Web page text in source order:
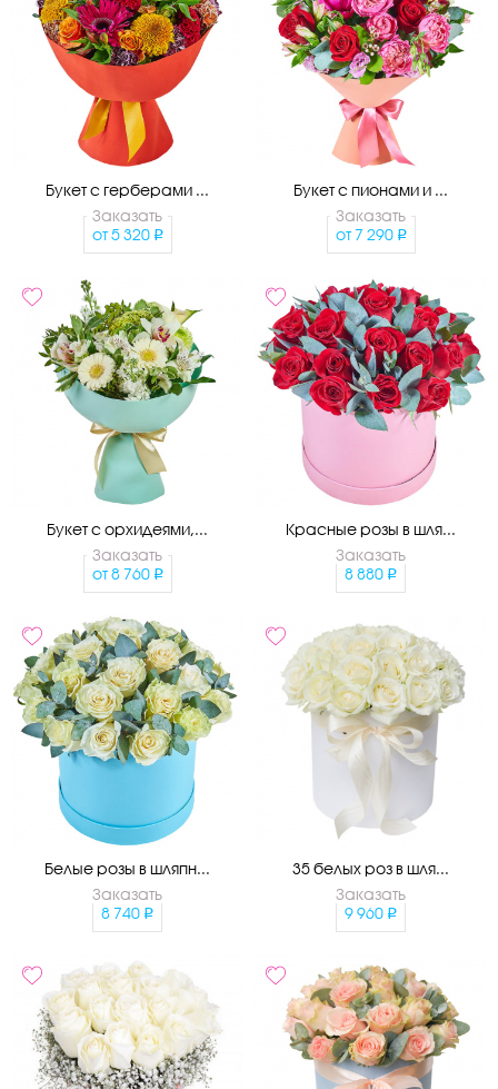
Букет с герберами ...
Заказать
от 5 320
Букет с пионами и ...
Заказать
от 7 290
Букет с орхидеями,...
Заказать
от 8 760
Красные розы в шля...
Заказать
8 880
Белые розы в шляпн...
Заказать
8 740
35 белых роз в шля...
Заказать
9 960